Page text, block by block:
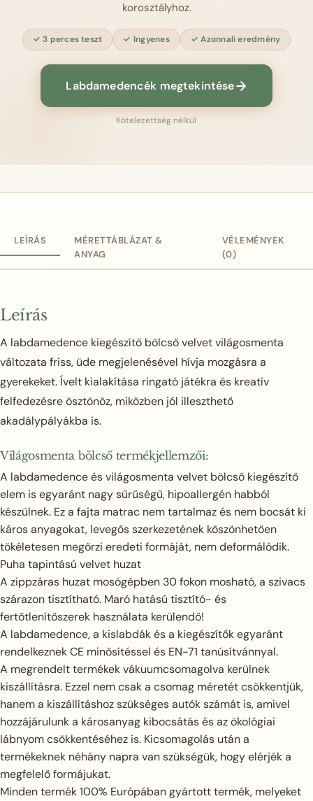
korosztályhoz.
3 perces teszt Ingyenes Azonnali eredmény
Labdamedencék megtekintése
Kötelezettség nélkül
LEÍRÁS
MÉRETTÁBLÁZAT &
ANYAG
VÉLEMÉNYEK
(0)
Leírás
A labdamedence kiegészítő bölcső velvet világosmenta
változata friss, üde megjelenésével hívja mozgásra a
gyerekeket. Ívelt kialakítása ringató játékra és kreatív
felfedezésre ösztönöz, miközben jól illeszthető
akadálypályákba is.
Világosmenta bölcső termékjellemzői:
A labdamedence és világosmenta velvet bölcső kiegészítő
elem is egyaránt nagy sűrűségű, hipoallergén habból
készülnek. Ez a fajta matrac nem tartalmaz és nem bocsát ki
káros anyagokat, levegős szerkezetének köszönhetően
tökéletesen megőrzi eredeti formáját, nem deformálódik.
Puha tapintású velvet huzat
A zippzáras huzat mosógépben 30 fokon mosható, a szivacs
szárazon tisztítható. Maró hatású tisztító- és
fertőtlenítőszerek használata kerülendő!
A labdamedence, a kislabdák és a kiegészítők egyaránt
rendelkeznek CE minősítéssel és EN-71 tanúsítvánnyal.
A megrendelt termékek vákuumcsomagolva kerülnek
kiszállításra. Ezzel nem csak a csomag méretét csökkentjük,
hanem a kiszállításhoz szükséges autók számát is, amivel
hozzájárulunk a károsanyag kibocsátás és az ökológiai
lábnyom csökkentéséhez is. Kicsomagolás után a
termékeknek néhány napra van szükségük, hogy elérjék a
megfelelő formájukat.
Minden termék 100% Európában gyártott termék, melyeket